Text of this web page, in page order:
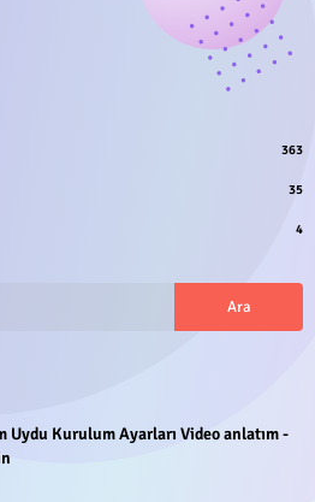
363
35
4
Uydu Kurulum Ayarları Video anlatım -